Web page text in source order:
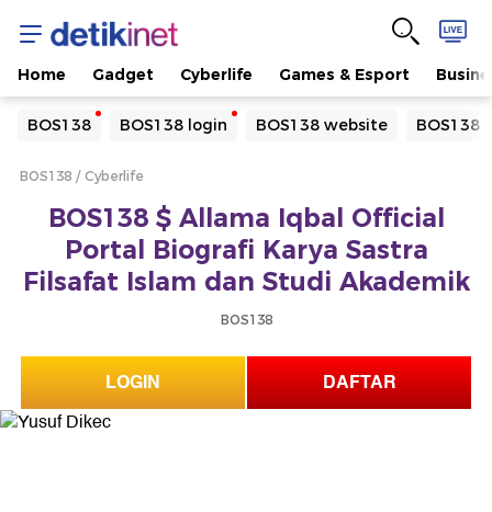
Home Gadget Cyberlife Games & Esport
BOS138 BOS138 login BOS138 website BOS138
Yang sedang ramai dicari
Loading...
Loading...
BOS138 Cyberlife
BOS138 $ Allama Iqbal Official
Portal Biografi Karya Sastra
Filsafat Islam dan Studi Akademik
BOS138
LOGIN DAFTAR